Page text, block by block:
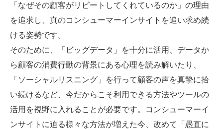
「なぜその顧客がリピートしてくれているのか」の理由
を追求し、真のコンシューマーインサイトを追い求め続
ける姿勢です。
そのために、「ビッグデータ」を十分に活用、データか
ら顧客の消費行動の背景にある心理を読み解いたり、
「ソーシャルリスニング」を行って顧客の声を真摯に拾
い続けるなど、今だからこそ利用できる方法やツールの
活用を視野に入れることが必要です。コンシューマーイ
ンサイトに迫る様々な方法が増えた今、改めて「愚直に